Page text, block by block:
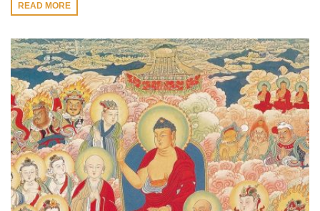
READ MORE